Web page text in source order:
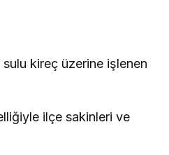
kireç üzerine işlenen
ilçe sakinleri ve